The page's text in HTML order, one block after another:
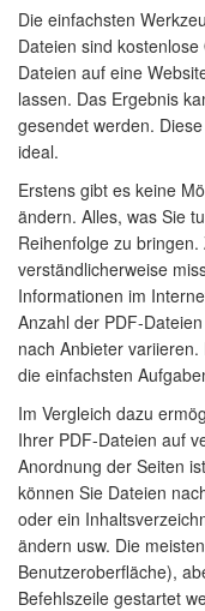
Die einfachsten
Dateien sind
Dateien auf eine
lassen. Das Ergebnis
gesendet werden.
ideal.
Erstens gibt es keine
ändern. Alles, was Sie
Reihenfolge zu
verständlicherweise
Informationen im
Anzahl der PDF-
nach Anbieter
die einfachsten
Im Vergleich dazu
Ihrer PDF-Dateien auf
Anordnung der Seiten
können Sie Dateien
oder ein
ändern usw. Die
Benutzeroberfläche),
Befehlszeile gestartet